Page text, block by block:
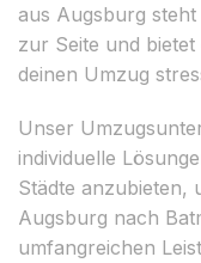
aus Augsburg
zur Seite und
deinen Umzug
Unser
individuelle
Städte anzubieten,
Augsburg nach
umfangreichen